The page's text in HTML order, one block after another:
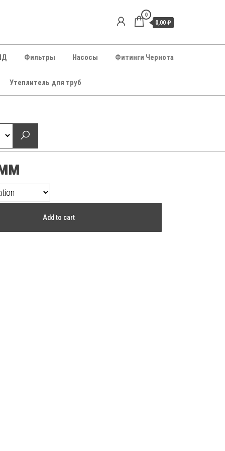
0
0,00 ₽
Фильтры Насосы Фитинги Чернота
Утеплитель для труб
Add to cart